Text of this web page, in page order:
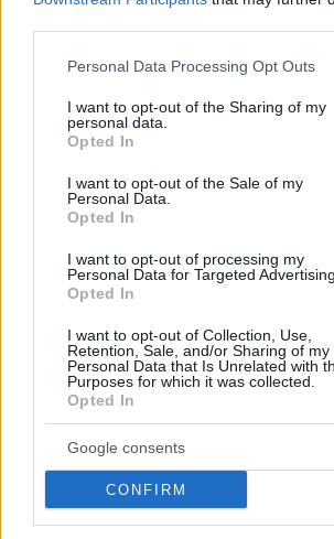
Please note that this website/app uses one
not limited to your visit or usage behaviour.
grant or deny consent to Google and its
use your data for below specified purposes
consent section.
Personal Data Processing Opt Outs
I want to opt-out of the Sharing of my
personal data.
Opted In
I want to opt-out of the Sale of my
Personal Data.
Opted In
I want to opt-out of processing my
Personal Data for Targeted Advertising.
Opted In
I want to opt-out of Collection, Use,
Retention, Sale, and/or Sharing of my
Personal Data that Is Unrelated with
Purposes for which it was collected.
Opted In
Google consents
CONFIRM
Σάββας Τσιτουρίδης στον «Θέμα
Ο πρώην υπουργός απαντώντας στην
δημόσια τηλεόραση έδειξε σε
την ίδρυση του κόμματός του, είπε
ενημερώσει 48 ώρες πριν μέσω του
Πρακτορείου Ειδήσεων όπου του